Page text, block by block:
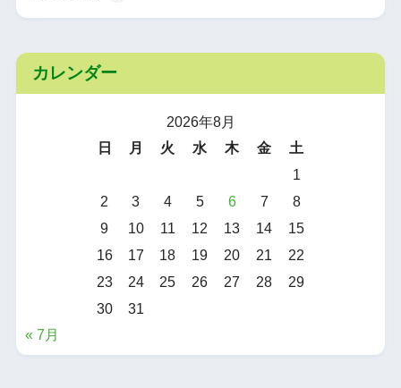
カレンダー
2026年8月
日
月 火 水 木 金
土
1
2
3 4 5 6 7
8
9
10 11 12 13 14
15
16
17 18 19 20 21
22
23
24 25 26 27 28
29
30
31
« 7月